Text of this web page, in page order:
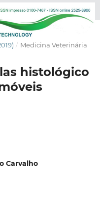
/ Medicina Veterinária
histológico
Carvalho